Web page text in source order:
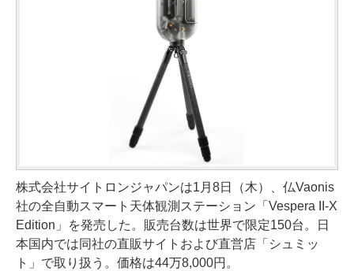
株式会社サイトロンジャパンは1月8日（木）、仏Vaonis
社の全自動スマート天体観測ステーション「Vespera II-X
Edition」を発売した。販売台数は世界で限定150台。日
本国内では同社の直販サイトおよび直営店「シュミッ
ト」で取り扱う。価格は44万8,000円。